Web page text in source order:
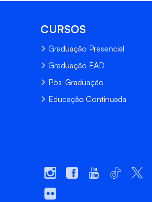
CURSOS
Graduação Presencial
Graduação EAD
Pós-Graduação
Educação Continuada